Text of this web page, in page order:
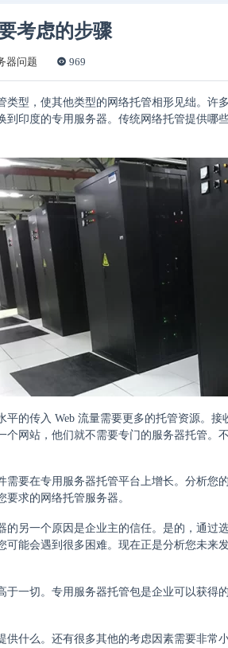
考虑的步骤
器问题 969
类型，使其他类型的网络托管相形见绌。许
到印度的专用服务器。传统网络托管提供哪
的传入 Web 流量需要更多的托管资源。
个网站，他们就不需要专门的服务器托管。
需要在专用服务器托管平台上增长。分析您
求的网络托管服务器。
的另一个原因是企业主的信任。是的，通
可能会遇到很多困难。现在正是分析您未来
一切。专用服务器托管包是企业可以获得
供什么。还有很多其他的考虑因素需要非常